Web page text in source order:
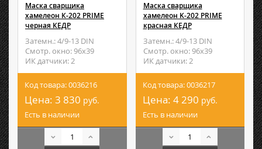
Маска сварщика
хамелеон К-202 PRIME
черная КЕДР
Затемн.: 4/9-13 DIN
Смотр. окно: 96х39
ИК датчики: 2
Код товара: 0036216
Цена: 3 830 руб.
Есть в наличии
Маска сварщика
хамелеон K-202 PRIME
красная КЕДР
Затемн.: 4/9-13 DIN
Смотр. окно: 96х39
ИК датчики: 2
Код товара: 0036217
Цена: 4 290 руб.
Есть в наличии